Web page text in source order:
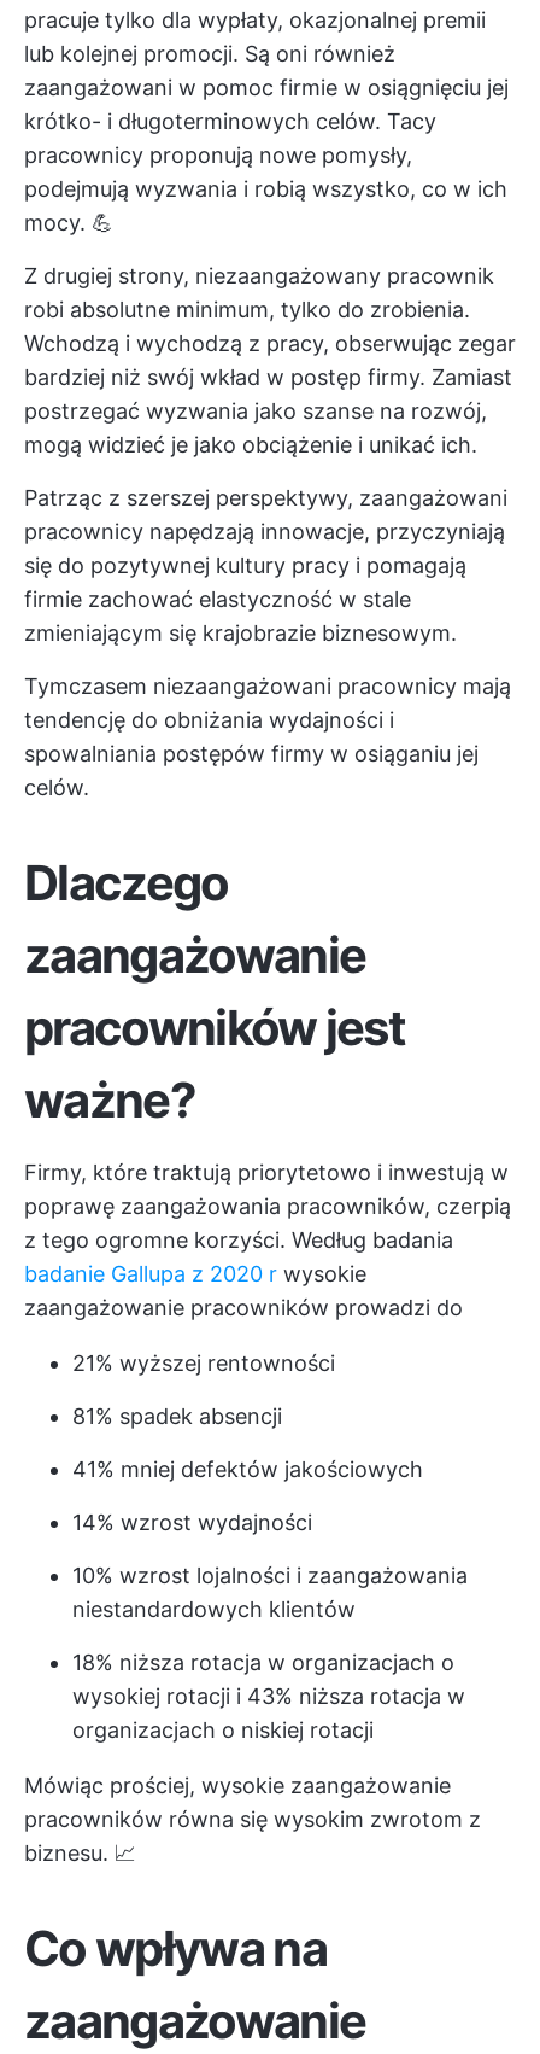
pracuje tylko dla wypłaty, okazjonalnej premii
lub kolejnej promocji. Są oni również
zaangażowani w pomoc firmie w osiągnięciu jej
krótko- i długoterminowych celów. Tacy
pracownicy proponują nowe pomysły,
podejmują wyzwania i robią wszystko, co w ich
mocy. 💪
Z drugiej strony, niezaangażowany pracownik
robi absolutne minimum, tylko do zrobienia.
Wchodzą i wychodzą z pracy, obserwując zegar
bardziej niż swój wkład w postęp firmy. Zamiast
postrzegać wyzwania jako szanse na rozwój,
mogą widzieć je jako obciążenie i unikać ich.
Patrząc z szerszej perspektywy, zaangażowani
pracownicy napędzają innowacje, przyczyniają
się do pozytywnej kultury pracy i pomagają
firmie zachować elastyczność w stale
zmieniającym się krajobrazie biznesowym.
Tymczasem niezaangażowani pracownicy mają
tendencję do obniżania wydajności i
spowalniania postępów firmy w osiąganiu jej
celów.
Dlaczego
zaangażowanie
pracowników jest
ważne?
Firmy, które traktują priorytetowo i inwestują w
poprawę zaangażowania pracowników, czerpią
z tego ogromne korzyści. Według badania
badanie Gallupa z 2020 r wysokie
zaangażowanie pracowników prowadzi do
21% wyższej rentowności
81% spadek absencji
41% mniej defektów jakościowych
14% wzrost wydajności
10% wzrost lojalności i zaangażowania
niestandardowych klientów
18% niższa rotacja w organizacjach o
wysokiej rotacji i 43% niższa rotacja w
organizacjach o niskiej rotacji
Mówiąc prościej, wysokie zaangażowanie
pracowników równa się wysokim zwrotom z
biznesu. 📈
Co wpływa na
zaangażowanie